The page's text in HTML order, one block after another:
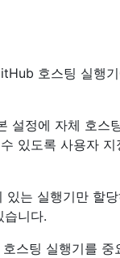
호스팅 실행
설정에 자체 호스
있도록 사용자
있는 실행기만 할
습니다.
스팅 실행기를 중